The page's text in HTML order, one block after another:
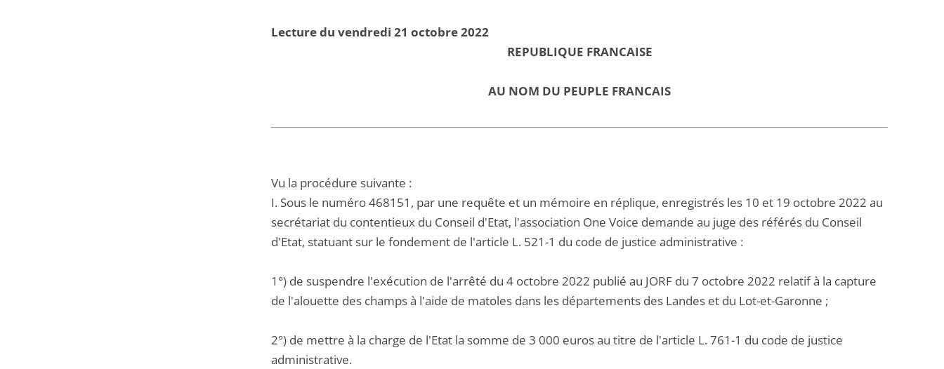
Lecture du vendredi 21 octobre 2022
REPUBLIQUE FRANCAISE
AU NOM DU PEUPLE FRANCAIS
Vu la procédure suivante :
I. Sous le numéro 468151, par une requête et un mémoire en réplique, enregistrés les 10 et 19 octobre 2022 au
secrétariat du contentieux du Conseil d'Etat, l'association One Voice demande au juge des référés du Conseil
d'Etat, statuant sur le fondement de l'article L. 521-1 du code de justice administrative :
1°) de suspendre l'exécution de l'arrêté du 4 octobre 2022 publié au JORF du 7 octobre 2022 relatif à la capture
de l'alouette des champs à l'aide de matoles dans les départements des Landes et du Lot-et-Garonne ;
2°) de mettre à la charge de l'Etat la somme de 3 000 euros au titre de l'article L. 761-1 du code de justice
administrative.